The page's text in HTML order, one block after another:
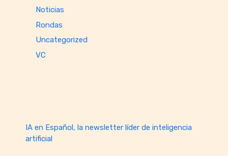
Noticias
Rondas
Uncategorized
VC
IA en Español, la newsletter líder de inteligencia
artificial